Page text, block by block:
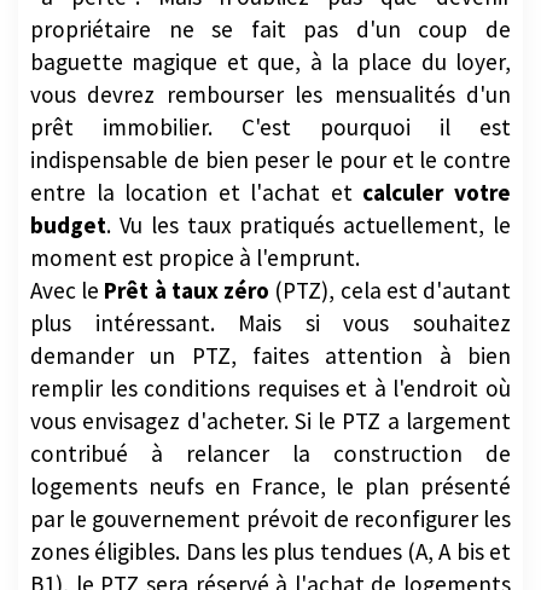
baguette magique et que, à la place du loyer,
vous devrez rembourser les mensualités d'un
prêt immobilier. C'est pourquoi il est
indispensable de bien peser le pour et le contre
entre la location et l'achat etcalculer votre
budget. Vu les taux pratiqués actuellement, le
moment est propice à l'emprunt.
Avec lePrêt à taux zéro(PTZ), cela est d'autant
plus intéressant. Mais si vous souhaitez
demander un PTZ, faites attention à bien
remplir les conditions requises et à l'endroit où
vous envisagez d'acheter. Si le PTZ a largement
contribué à relancer la construction de
logements neufs en France, le plan présenté
par le gouvernement prévoit de reconfigurer les
zones éligibles. Dans les plus tendues (A, A bis et
B1), le PTZ sera réservé à l'achat de logements
neufs. Dans les autres (B1 et C), seul le marché